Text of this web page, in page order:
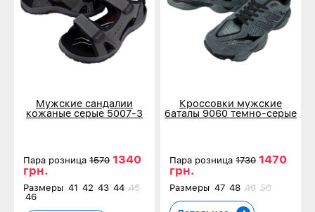
Мужские сандалии
кожаные серые 5007-3
Пара розница 1570 1340
грн.
Размеры 41 42 43 44 45
46
Кроссовки мужские
баталы 9060 темно-серые
Пара розница1730 1470
грн.
Размеры 47 48 49 50